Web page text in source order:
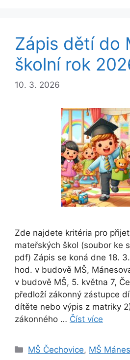
Zápis dětí do
školní rok
10. 3. 2026
Zde najdete kritéria pro
mateřských škol (soubor ke
pdf) Zápis se koná dne 18.
hod. v budově MŠ,
v budově MŠ, 5. května 7,
předloží zákonný zástupce
dítěte nebo výpis z matriky
zákonného … Číst více
Rubriky
MŠ Čechovice, MŠ